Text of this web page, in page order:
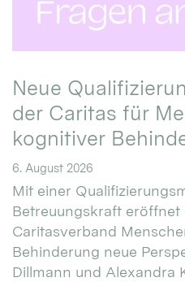
Neue
der Caritas für
kognitiver
6. August 2026
Mit einer
Betreuungskraft eröffnet
Caritasverband
Behinderung neue
Dillmann und Alexandra